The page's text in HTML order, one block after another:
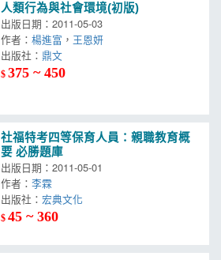
人類行為與社會環境(初版)
出版日期：2011-05-03
作者：楊進富 ， 王恩妍
出版社：
$375 ~ 450
社福特考四等保育人員：親職教育概
要 必勝題庫
出版日期：2011-05-01
作者：李霖
出版社：
$45 ~ 360